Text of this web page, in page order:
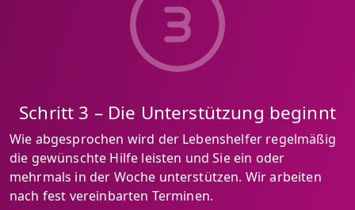
Schritt 3 – Die Unterstützung beginnt
Wie abgesprochen wird der Lebenshelfer regelmäßig
die gewünschte Hilfe leisten und Sie ein oder
mehrmals in der Woche unterstützen. Wir arbeiten
nach fest vereinbarten Terminen.